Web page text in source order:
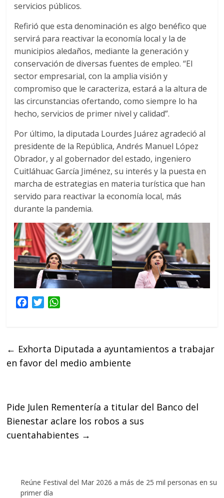
servicios públicos.
Refirió que esta denominación es algo benéfico que
servirá para reactivar la economía local y la de
municipios aledaños, mediante la generación y
conservación de diversas fuentes de empleo. “El
sector empresarial, con la amplia visión y
compromiso que le caracteriza, estará a la altura de
las circunstancias ofertando, como siempre lo ha
hecho, servicios de primer nivel y calidad”.
Por último, la diputada Lourdes Juárez agradeció al
presidente de la República, Andrés Manuel López
Obrador, y al gobernador del estado, ingeniero
Cuitláhuac García Jiménez, su interés y la puesta en
marcha de estrategias en materia turística que han
servido para reactivar la economía local, más
durante la pandemia.
b
o
T
t
e
s
A
← Exhorta Diputada a ayuntamientos a trabajar
en favor del medio ambiente
Pide Julen Rementería a titular del Banco del
Bienestar aclare los robos a sus
cuentahabientes →
Reúne Festival del Mar 2026 a más de 25 mil personas en su
primer día